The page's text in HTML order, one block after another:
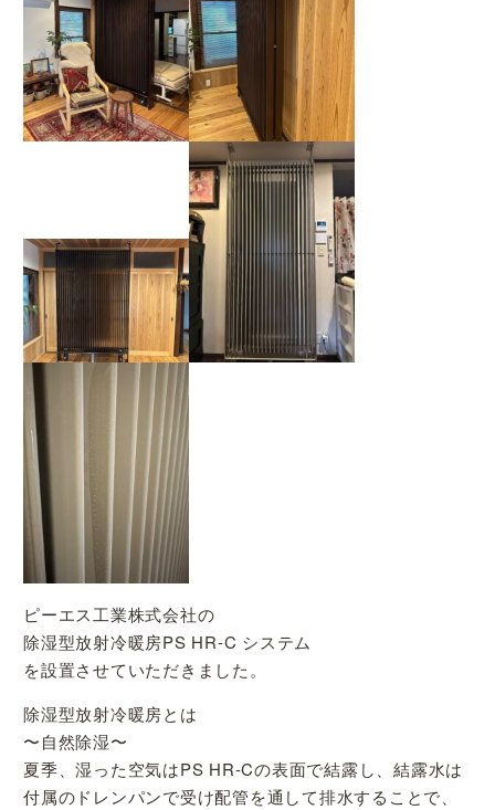
ピーエス工業株式会社の
除湿型放射冷暖房PS HR-C システム
を設置させていただきました。
除湿型放射冷暖房とは
〜自然除湿〜
夏季、湿った空気はPS HR-Cの表面で結露し、結露水は
付属のドレンパンで受け配管を通して排水することで、